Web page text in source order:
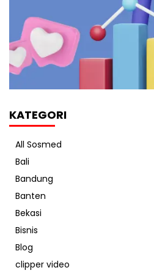
KATEGORI
All Sosmed
Bali
Bandung
Banten
Bekasi
Bisnis
Blog
clipper video